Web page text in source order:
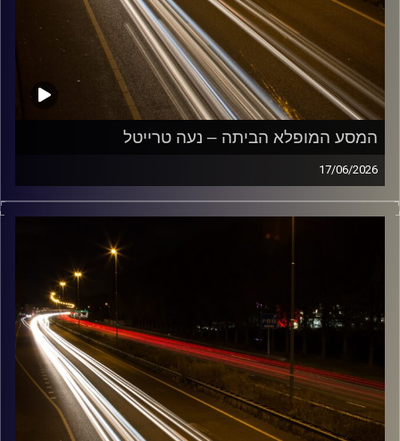
המסע המופלא הביתה – נעה טרייטל
17/06/2026
מוזיקה שתלווה אותנו אחרי יום עבודה ארוך ותחזיר אותנו
הביתה בשלום עם נועה טרייטל
קרדיט תמונות: